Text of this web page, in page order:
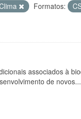
Formatos:
associados à
de novos...